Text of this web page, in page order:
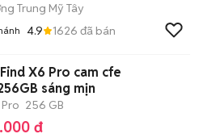
Trung Mỹ Tây
4.9 1626 đã bán
X6 Pro cam cfe
sáng mịn
256 GB
đ